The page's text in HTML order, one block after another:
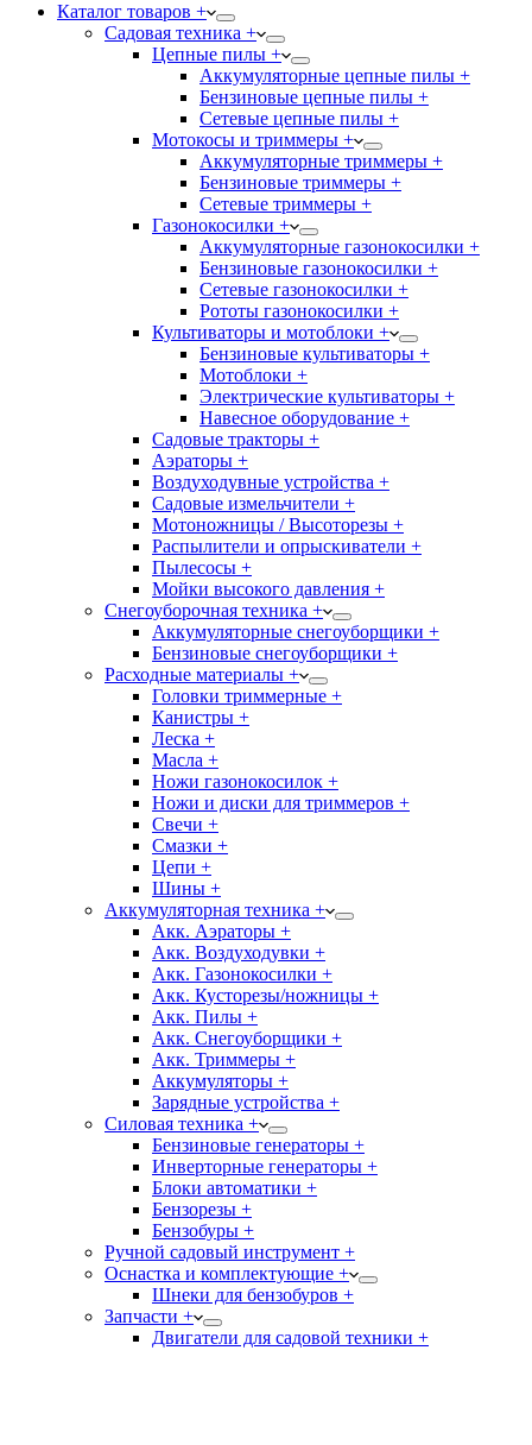
Каталог товаров +
Садовая техника +
Цепные пилы +
Аккумуляторные цепные пилы +
Бензиновые цепные пилы +
Сетевые цепные пилы +
Мотокосы и триммеры +
Аккумуляторные триммеры +
Бензиновые триммеры +
Сетевые триммеры +
Газонокосилки +
Аккумуляторные газонокосилки +
Бензиновые газонокосилки +
Сетевые газонокосилки +
Рототы газонокосилки +
Культиваторы и мотоблоки +
Бензиновые культиваторы +
Мотоблоки +
Электрические культиваторы +
Навесное оборудование +
Садовые тракторы +
Аэраторы +
Воздуходувные устройства +
Садовые измельчители +
Мотоножницы / Высоторезы +
Распылители и опрыскиватели +
Пылесосы +
Мойки высокого давления +
Снегоуборочная техника +
Аккумуляторные снегоуборщики +
Бензиновые снегоуборщики +
Расходные материалы +
Головки триммерные +
Канистры +
Леска +
Масла +
Ножи газонокосилок +
Ножи и диски для триммеров +
Свечи +
Смазки +
Цепи +
Шины +
Аккумуляторная техника +
Акк. Аэраторы +
Акк. Воздуходувки +
Акк. Газонокосилки +
Акк. Кусторезы/ножницы +
Акк. Пилы +
Акк. Снегоуборщики +
Акк. Триммеры +
Аккумуляторы +
Зарядные устройства +
Силовая техника +
Бензиновые генераторы +
Инверторные генераторы +
Блоки автоматики +
Бензорезы +
Бензобуры +
Ручной садовый инструмент +
Оснастка и комплектующие +
Шнеки для бензобуров +
Запчасти +
Двигатели для садовой техники +